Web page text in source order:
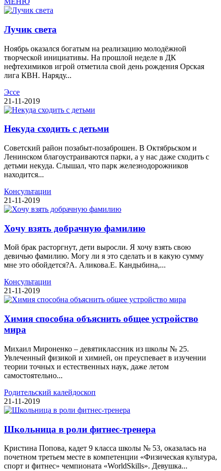
Лучик света
Ноябрь оказался богатым на реализацию молодёжной
творческой инициативы. На прошлой неделе в ДК
нефтехимиков игрой отметила свой день рождения Орская
лига КВН. Наряду...
Эссе
21-11-2019
Некуда сходить с детьми
Советский район позабыт-позаброшен. В Октябрьском и
Ленинском благоустраиваются парки, а у нас даже сходить с
детьми некуда. Слышал, что парк железнодорожников
находится...
Консультации
21-11-2019
Хочу взять добрачную фамилию
Мой брак расторгнут, дети выросли. Я хочу взять свою
девичью фамилию. Могу ли я это сделать и в какую сумму
мне это обойдется?А. Аликова.Е. Кандыбина,...
Консультации
21-11-2019
Химия способна объяснить общее устройство
мира
Михаил Мироненко – девятиклассник из школы № 25.
Увлеченный физикой и химией, он преуспевает в изучении
теории точных и естественных наук, даже летом
самостоятельно...
Родительский калейдоскоп
21-11-2019
Школьница в роли фитнес-тренера
Кристина Попова, кадет 9 класса школы № 53, оказалась на
почетном третьем месте в компетенции «Физическая культура,
спорт и фитнес» чемпионата «WorldSkills». Девушка...